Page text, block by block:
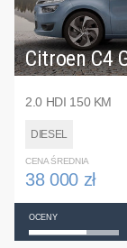
Citroen C4
2.0 HDI 150 KM
DIESEL
CENA ŚREDNIA
38 000 zł
OCENY